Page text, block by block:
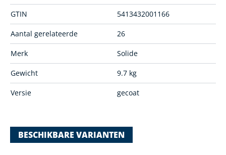
GTIN 5413432001166
Aantal gerelateerde 26
Merk Solide
Gewicht 9.7 kg
Versie gecoat
BESCHIKBARE VARIANTEN